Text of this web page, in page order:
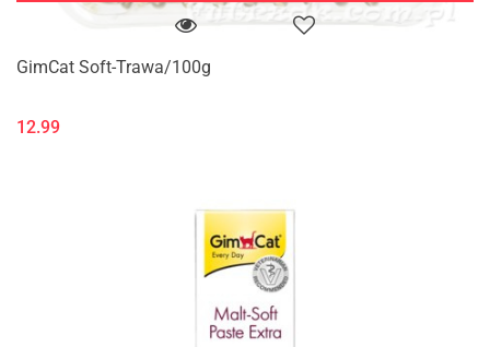
GimCat Soft-Trawa/100g
12.99